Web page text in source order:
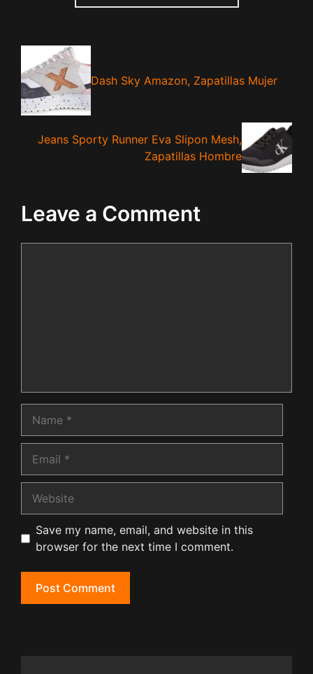
Dash Sky Amazon, Zapatillas Mujer
Jeans Sporty Runner Eva Slipon Mesh,
Zapatillas Hombre
Leave a Comment
Save my name, email, and website in this
browser for the next time I comment.